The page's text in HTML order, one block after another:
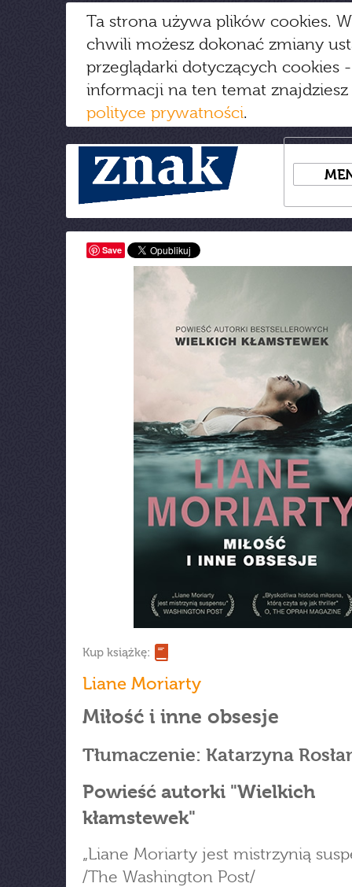
Ta strona używa plików cookies.
chwili możesz dokonać zmiany
przeglądarki dotyczących cookies
informacji na ten temat
polityce prywatności.
Save
Kup książkę:
Liane Moriarty
Miłość i inne obsesje
Tłumaczenie: Katarzyna
Powieść autorki "Wielkich
kłamstewek"
„Liane Moriarty jest mistrzynią
/The Washington Post/